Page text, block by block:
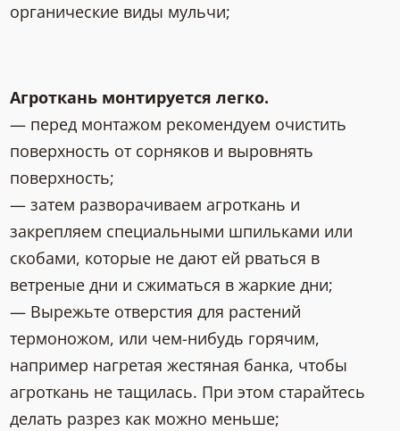
органические виды мульчи;
Агроткань монтируется легко.
— перед монтажом рекомендуем очистить
поверхность от сорняков и выровнять
поверхность;
— затем разворачиваем агроткань и
закрепляем специальными шпильками или
скобами, которые не дают ей рваться в
ветреные дни и сжиматься в жаркие дни;
— Вырежьте отверстия для растений
термоножом, или чем-нибудь горячим,
например нагретая жестяная банка, чтобы
агроткань не тащилась. При этом старайтесь
делать разрез как можно меньше;